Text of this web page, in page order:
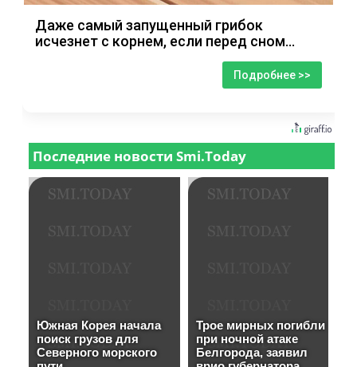
Даже самый запущенный грибок
исчезнет с корнем, если перед сном…
Подробнее >>